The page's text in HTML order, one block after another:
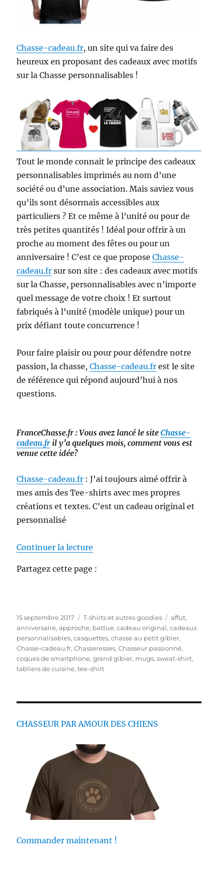
C
e
d
e
r
ê
v
e
Chasse-cadeau.fr, un site qui va faire des
heureux en proposant des cadeaux avec motifs
sur la Chasse personnalisables !
Tout le monde connait le principe des cadeaux
personnalisables imprimés au nom d’une
société ou d’une association. Mais saviez vous
qu’ils sont désormais accessibles aux
particuliers ? Et ce même à l’unité ou pour de
très petites quantités ! Idéal pour offrir à un
proche au moment des fêtes ou pour un
anniversaire ! C’est ce que proposeChasse-
cadeau.fr sur son site : des cadeaux avec motifs
sur la Chasse, personnalisables avec n’importe
quel message de votre choix ! Et surtout
fabriqués à l’unité (modèle unique) pour un
prix défiant toute concurrence !
Pour faire plaisir ou pour pour défendre notre
passion, la chasse,Chasse-cadeau.fr est le site
de référence qui répond aujourd’hui à nos
questions.
FranceChasse.fr : Vous avez lancé le siteChasse-
cadeau.fr il y’a quelques mois, comment vous est
venue cette idée?
Chasse-cadeau.fr : J’ai toujours aimé offrir à
mes amis des Tee-shirts avec mes propres
créations et textes. C’est un cadeau original et
personnalisé
Continuer la lecture
Partagez cette page :
P
u
b
l
i
é
15 septembre 2017
C
a
t
é
g
o
T-shirts et autres goodies
É
t
i
q
u
affut,
anniversaire,approche, battue,cadeau original,cadeaux
personnalisables,casquettes,chasse au petit gibier,
Chasse-cadeau.fr,Chasseresses,Chasseur passionné,
coques de smartphone,grand gibier, mugs,sweat-shirt,
tabliers de cuisine,tee-shirt
CHASSEUR PAR AMOUR DES CHIENS
Commander maintenant !